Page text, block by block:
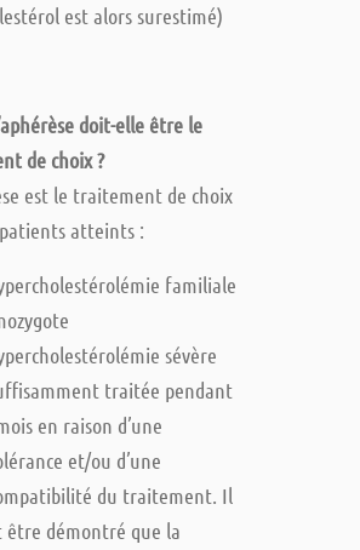
est alors surestimé)
doit-elle être le
de choix ?
est le traitement de choix
atteints :
familiale
sévère
traitée pendant
en raison d’une
et/ou d’une
du traitement. Il
être démontré que la